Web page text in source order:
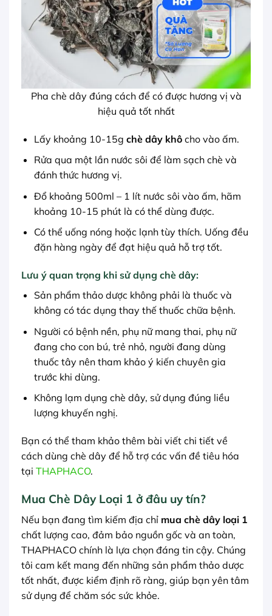
Pha chè dây đúng cách để có được hương vị và
hiệu quả tốt nhất
Lấy khoảng 10-15g chè dây khôcho vào ấm.
Rửa qua một lần nước sôi để làm sạch chè và
đánh thức hương vị.
Đổ khoảng 500ml – 1 lít nước sôi vào ấm, hãm
khoảng 10-15 phút là có thể dùng được.
Có thể uống nóng hoặc lạnh tùy thích. Uống đều
đặn hàng ngày để đạt hiệu quả hỗ trợ tốt.
Lưu ý quan trọng khi sử dụng chè dây:
Sản phẩm thảo dược không phải là thuốc và
không có tác dụng thay thế thuốc chữa bệnh.
Người có bệnh nền, phụ nữ mang thai, phụ nữ
đang cho con bú, trẻ nhỏ, người đang dùng
thuốc tây nên tham khảo ý kiến chuyên gia
trước khi dùng.
Không lạm dụng chè dây, sử dụng đúng liều
lượng khuyến nghị.
Bạn có thể tham khảo thêm bài viết chi tiết về
cách dùng chè dây để hỗ trợ các vấn đề tiêu hóa
tại THAPHACO.
Mua Chè Dây Loại 1 ở đâu uy tín?
Nếu bạn đang tìm kiếm địa chỉ mua chè dây loại 1
chất lượng cao, đảm bảo nguồn gốc và an toàn,
THAPHACO chính là lựa chọn đáng tin cậy. Chúng
tôi cam kết mang đến những sản phẩm thảo dược
tốt nhất, được kiểm định rõ ràng, giúp bạn yên tâm
sử dụng để chăm sóc sức khỏe.